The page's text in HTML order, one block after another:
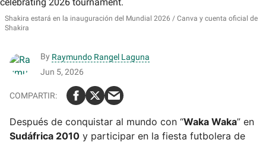
Shakira estará en la inauguración del Mundial 2026
Canva y cuenta oficial de
Shakira
By Raymundo Rangel Laguna
Jun 5, 2026
Después de conquistar al mundo con “Waka Waka” en
Sudáfrica 2010 y participar en la fiesta futbolera de